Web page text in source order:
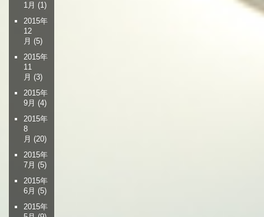
1月 (1)
2015年
12
月 (5)
2015年
11
月 (3)
2015年
9月 (4)
2015年
8
月 (20)
2015年
7月 (5)
2015年
6月 (5)
2015年